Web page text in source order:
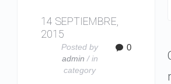
14 SEPTIEMBRE,
2015
Posted by
admin / in
category
0